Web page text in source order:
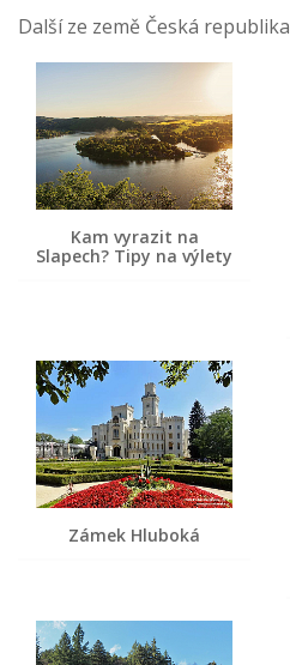
Další ze země Česká republika
Kam vyrazit na
Slapech? Tipy na výlety
Zámek Hluboká